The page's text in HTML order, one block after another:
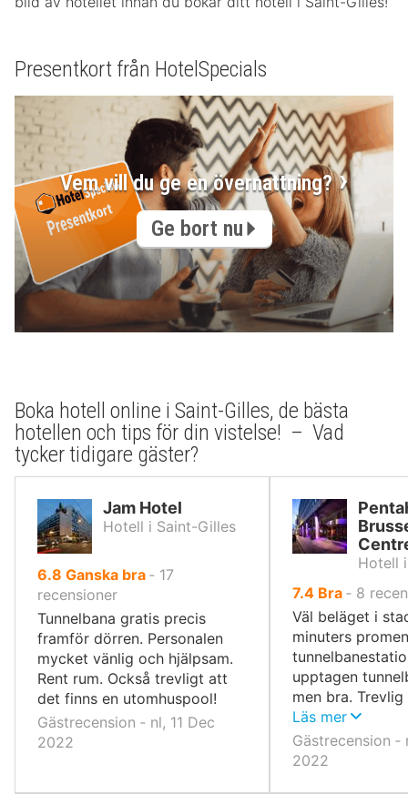
Presentkort från HotelSpecials
Vem vill du ge en övernattning?
Ge bort nu
Boka hotell online i Saint-Gilles, de bästa
hotellen och tips för din vistelse! – Vad
tycker tidigare gäster?
Jam Hotel
Hotell i Saint-Gilles
6.8 av
10,
Ganska bra ‐ 17
recensioner
Tunnelbana gratis precis
framför dörren. Personalen
mycket vänlig och hjälpsam.
Rent rum. Också trevligt att
det finns en utomhuspool!
Gästrecension ‐ nl, 11 Dec
2022
Hotell
7.4av
10,
Bra ‐ 8
Väl beläget i
minuters
upptagen
men bra.
rum.
Läs mer
Gästrecension ‐
2022